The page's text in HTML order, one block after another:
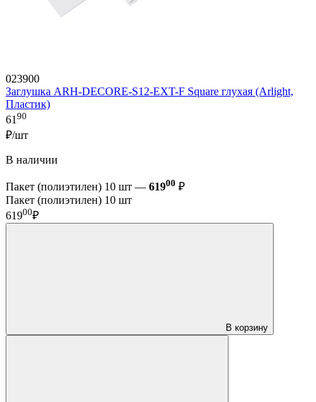
023900
Заглушка ARH-DECORE-S12-EXT-F Square глухая (Arlight,
Пластик)
6190
₽/шт
В наличии
Пакет (полиэтилен) 10 шт — 61900 ₽
Пакет (полиэтилен) 10 шт
61900₽
В корзину